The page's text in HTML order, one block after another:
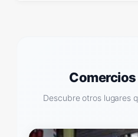
Descubre otros lugares